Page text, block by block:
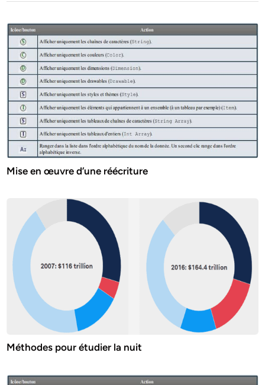
Mise en œuvre d’une réécriture
Méthodes pour étudier la nuit